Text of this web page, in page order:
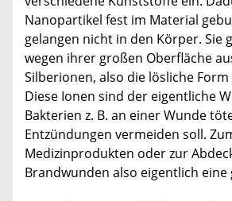
Nanopartikel fest im Material
gelangen nicht in den Körper. Sie
wegen ihrer großen Oberfläche
Silberionen, also die lösliche Form
Diese Ionen sind der eigentliche
Bakterien z. B. an einer Wunde
Entzündungen vermeiden soll.
Medizinprodukten oder zur
Brandwunden also eigentlich eine